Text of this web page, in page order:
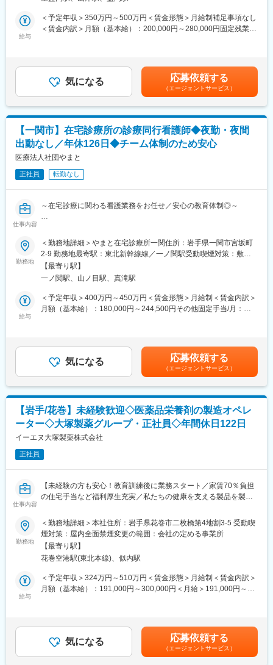
ない医療現場の安心安全や、医療従事者の負担軽減に大きく貢献
しています。
顧客からいかにシェアを獲得するか試行錯誤する面白さがありま
す。
変更の範囲：会社の定める業務
からチャレンジできる事に加えて、メーカー直雇用という貴重な
求人となっております。IT領域へキャリアチェンジされたい方歓
迎しております！
るため、社内でのデスクワークが6割、お客様先での業務が4割ほ
どとなります。また、外部のITベンダーとの打ち合わせ等もある
ため、関係者が多いのも当職種の特徴の一つとなります。
ます。
【ポジションの魅力】
・長期間の研修を用意しているため職種未経験＆技術的な知識が
全く無い方でも立ち上りが可能となっております。
・業界トップクラスの調剤システムやIoT製品を扱っており、業務
を通して最新の技術に触れることが可能です。
・正社員登用は前提の採用です。就業態度に問題がなければ原則
登用となり、業界トップクラスシェアを誇る優良企業の正社員と
【同社の魅力】
◆医療業界に貢献：
最新のIoT技術に注力しており、これまで人の手でアナログに行わ
れていた薬剤管理を、全自動で管理、調整、計測、分包まで対応
ない医療現場の安心安全や、医療従事者の負担軽減に大きく貢献
しています。
顧客からいかにシェアを獲得するか試行錯誤する面白さがありま
す。
変更の範囲：会社の定める業務
給与
＜予定年収＞350万円～500万円＜賃金形態＞月給制補足事項なし
＜賃金内訳＞月額（基本給）：200,000円～280,000円固定残業手
＞※給与詳細は、年齢・スキルを考慮し決定します。■昇給：年1
回■賞与：年2回賃金はあくまでも目安の金額であり、選考を通じ
て上下する可能性があります。月給(月額)は固定手当を含めた表記
です。
気になる 応募依頼する
（エージェントサービス）
【一関市】在宅診療所の診療同行看護師◆夜勤・夜間
出動なし／年休126日◆チーム体制のため安心
医療法人社団やまと
正社員 転勤なし
仕事内容
～在宅診療に関わる看護業務をお任せ／安心の教育体制◎～
患者様の増加に伴い、当診療所では看護業務全般をお任せできる
方を募集中です。
患者様宅にはドクターや診療アシスタントと3名一組で訪問しま
す。訪問の際には診療アシスタントが運転いたしますので、『在
宅看護に興味があるけど運転業務が不安』という方もぜひご応募
ください。仕事はチームで相談しながら進められますので在宅医
療未経験の方もどうぞご安心ください。
ていただけます。”住み慣れた場所でその人らしく生きる”を支える
訪問診療の看護師として、病棟や診察室では見えにくい、患者さ
んの生活やご家族の様子をダイレクトに感じながら全人的看護に
■業務内容：
在宅診療に関わる看護業務全般をご対応いただきます。
※夜勤なし
※オンコール有（週1～2回）電話対応のみで基本的に出動はござ
いません。
オンコール対応は業務に慣れてからお任せしますのでご安心くだ
さい。
回数、頻度についても習熟度や診療状況を鑑みた上で適性に割り
振り致します。日中の診療や体制の見直しにより、看護師1人当た
◎訪問範囲…クリニックより16km圏内
◎1日の訪問件数…7～10件程度
※主な訪問先は患者様のご自宅や入居施設です。医師・看護師・ア
計2～3時間前後の内勤業務があります。
◎診療介助、バイタルサイン測定、点滴・採血等の処置、薬の服
内勤時間や移動時間を有効に活用して多職種間の連携業務をしま
す。
訪問看護師やケアマネジャー、薬剤師等と多職種連携用
勤務地
＜勤務地詳細＞やまと在宅診療所一関住所：岩手県一関市宮坂町
2‐9 勤務地最寄駅：東北新幹線線／一ノ関駅受動喫煙対策：敷地
内全面禁煙変更の範囲：会社の定める事業所
【最寄り駅】
一ノ関駅、山ノ目駅、真滝駅
給与
＜予定年収＞400万円～450万円＜賃金形態＞月給制＜賃金内訳＞
月額（基本給）：180,000円～244,500円その他固定手当/月：
別途オンコールを対応の際には5,000円/回の手当がございます。※
入社時の給与は適性により判断いたします。※ご活躍次第で更なる
昇給もございます。賃金はあくまでも目安の金額であり、選考を
通じて上下する可能性があります。月給(月額)は固定手当を含めた
表記です。
気になる 応募依頼する
（エージェントサービス）
【岩手/花巻】未経験歓迎◇医薬品栄養剤の製造オペレ
ーター◇大塚製薬グループ・正社員◇年間休日122日
イーエヌ大塚製薬株式会社
正社員
仕事内容
【未経験の方も安心！教育訓練後に業務スタート／家賃70％負担
の住宅手当など福利厚生充実／私たちの健康を支える製品を製造
■業務概要：
医薬品栄養剤の製造機械の操作・オペレーションを中心に、計器
類の数値確認や製品数量の確認を行っていただきます。作業は下
記のいずれかの工程となります。
・秤量…原料を正確に秤り取る作業
・調合…原料をタンクに投入・溶解し、溶液を作る作業
・包装…製品容器を段ボール装填する装置のオペレーション作業
＊教育訓練後、業務に従事いただきます。製造未経験の方もご安
勤務地
＜勤務地詳細＞本社住所：岩手県花巻市二枚橋第4地割3-5 受動喫
煙対策：屋内全面禁煙変更の範囲：会社の定める事業所
【最寄り駅】
花巻空港駅(東北本線)、似内駅
給与
＜予定年収＞324万円～510万円＜賃金形態＞月給制＜賃金内訳＞
月額（基本給）：191,000円～300,000円＜月給＞191,000円～
給(月額)は固定手当を含めた表記です。
気になる 応募依頼する
（エージェントサービス）